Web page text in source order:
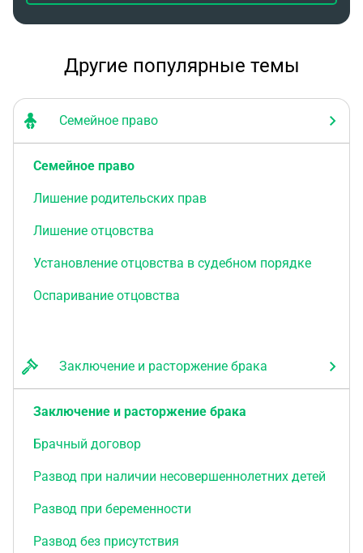
Другие популярные темы
Семейное право
Семейное право
Лишение родительских прав
Лишение отцовства
Установление отцовства в судебном порядке
Оспаривание отцовства
Заключение и расторжение брака
Заключение и расторжение брака
Брачный договор
Развод при наличии несовершеннолетних детей
Развод при беременности
Развод без присутствия